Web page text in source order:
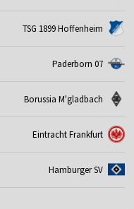
TSG 1899 Hoffenheim
Paderborn 07
Borussia M'gladbach
Eintracht Frankfurt
Hamburger SV